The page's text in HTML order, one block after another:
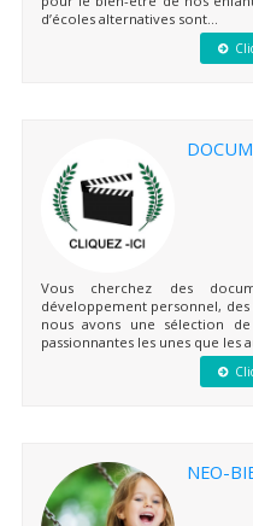
d’écoles alternatives sont...
Vous cherchez des
développement personnel,
nous avons une sélection
passionnantes les unes que les
NEO-